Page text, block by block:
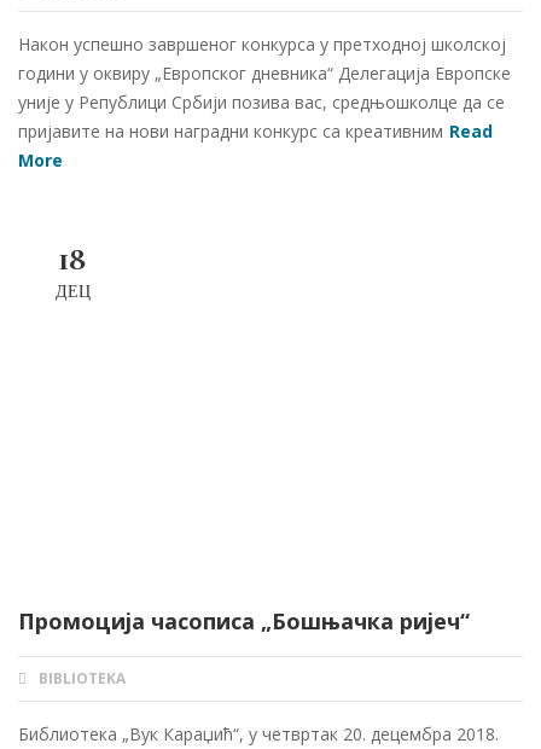
Након успешно завршеног конкурса у претходној школској
години у оквиру „Европског дневника“ Делегација Европске
уније у Републици Србији позива вас, средњошколце да се
пријавите на нови наградни конкурс са креативним Read
More
18
ДЕЦ
Промоција часописа „Бошњачка ријеч“
AUTHOR
BIBLIOTEKA
Библиотека „Вук Караџић“, у четвртак 20. децембра 2018.